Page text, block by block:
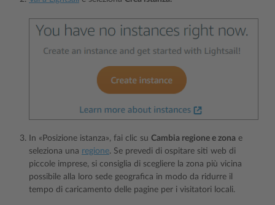
In «Posizione istanza», fai clic su Cambia regione e zona e
seleziona una regione. Se prevedi di ospitare siti web di
piccole imprese, si consiglia di scegliere la zona più vicina
possibile alla loro sede geografica in modo da ridurre il
tempo di caricamento delle pagine per i visitatori locali.